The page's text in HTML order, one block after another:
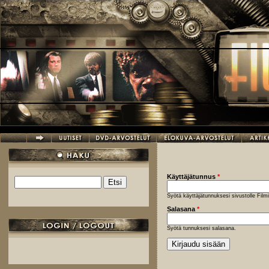
Hyppää pääsisältöön
Hakulomake
Käyttäjätunnus *
Syötä käyttäjätunnuksesi sivustolle
Salasana *
Syötä tunnuksesi salasana.